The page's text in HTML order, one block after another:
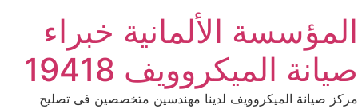
content
المؤسسة الألمانية خبراء
صيانة الميكروويف 19418
مركز صيانة الميكروويف لدينا مهندسين متخصصين فى تصليح